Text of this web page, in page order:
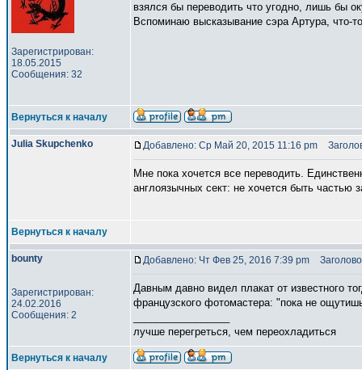
Зарегистрирован:
18.05.2015
Сообщения: 32
взялся бы переводить что угодно, лишь бы
Вспоминаю высказывание сэра Артура, что-
Вернуться к началу
Julia Skupchenko Добавлено: Ср Май 20, 2015 11:16 pm
Мне пока хочется все переводить.
англоязычных сект: не хочется быть частью
Вернуться к началу
bounty
Зарегистрирован:
24.02.2016
Сообщения: 2
Добавлено: Чт Фев 25, 2016 7:39 pm
Давным давно видел плакат от известного
французского фотомастера: "пока не
лучше перегреться, чем переохладиться
Вернуться к началу